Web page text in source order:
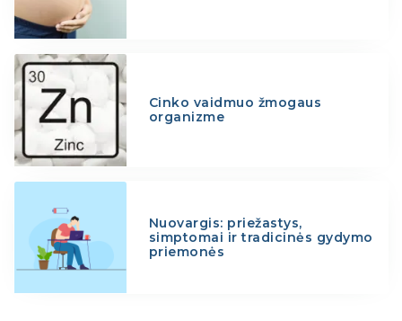
Cinko vaidmuo žmogaus
organizme
Nuovargis: priežastys,
simptomai ir tradicinės gydymo
priemonės